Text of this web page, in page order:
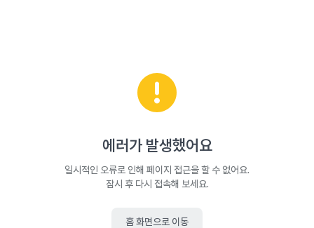
에러가 발생했어요
일시적인 오류로 인해 페이지 접근을 할 수 없어요.
잠시 후 다시 접속해 보세요.
홈 화면으로 이동